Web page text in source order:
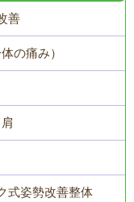
善
の痛み）
式姿勢改善整体